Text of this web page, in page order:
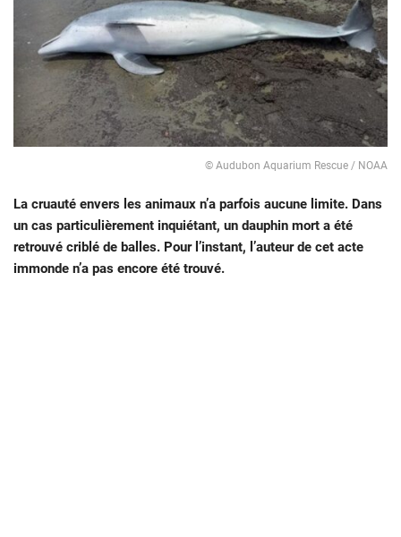
© Audubon Aquarium Rescue / NOAA
La cruauté envers les animaux n’a parfois aucune limite. Dans
un cas particulièrement inquiétant, un dauphin mort a été
retrouvé criblé de balles. Pour l’instant, l’auteur de cet acte
immonde n’a pas encore été trouvé.